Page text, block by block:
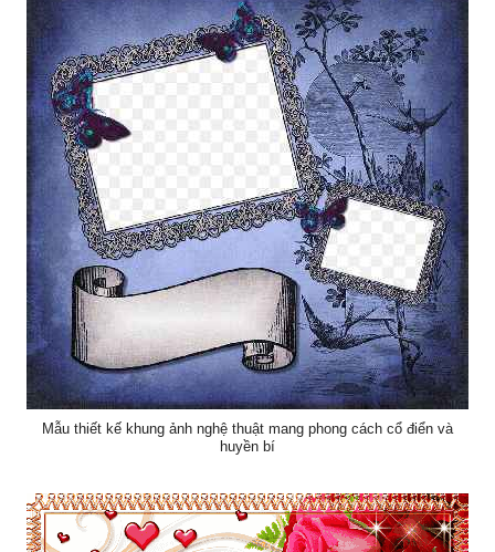
Mẫu thiết kế khung ảnh nghệ thuật mang phong cách cổ điển và
huyền bí